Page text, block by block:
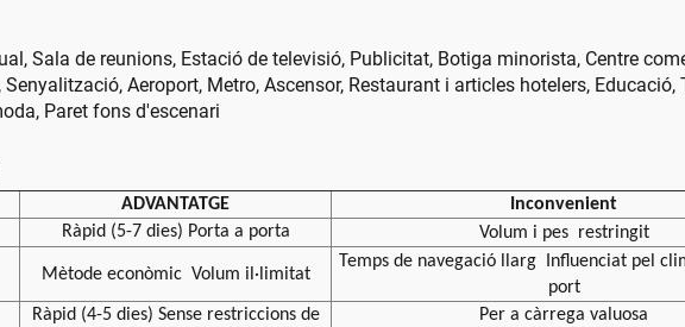
Sala de reunions, Estació de televisió, Publicitat, Botiga minorista, Centre
Aeroport, Metro, Ascensor, Restaurant i articles hotelers,
Paret fons d'escenari
ADVANTATGE Inconvenient
Ràpid (5-7 dies) Porta a porta Volum i pes restringit
Mètode econòmic Volum il·limitat
Temps de navegació llarg Influenciat pel
port
Ràpid (4-5 dies) Sense restriccions de
Per a càrrega valuosa